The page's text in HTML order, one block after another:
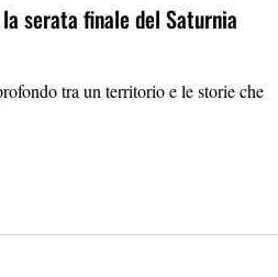
serata finale del Saturnia
tra un territorio e le storie che